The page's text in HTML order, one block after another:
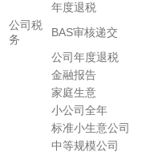
年度退税
公司税
务
BAS审核递交
公司年度退税
金融报告
家庭生意
小公司全年
标准小生意公司
中等规模公司